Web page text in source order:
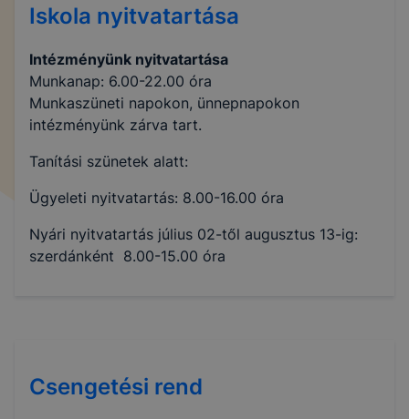
Iskola nyitvatartása
Intézményünk nyitvatartása
Munkanap: 6.00-22.00 óra
Munkaszüneti napokon, ünnepnapokon
intézményünk zárva tart.
Tanítási szünetek alatt:
Ügyeleti nyitvatartás: 8.00-16.00 óra
Nyári nyitvatartás július 02-től augusztus 13-ig:
szerdánként 8.00-15.00 óra
Csengetési rend